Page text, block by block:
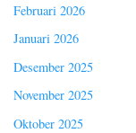
Februari 2026
Januari 2026
Desember 2025
November 2025
Oktober 2025